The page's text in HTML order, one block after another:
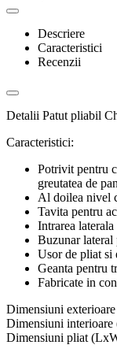
Descriere
Caracteristici
Recenzii
Detalii Patut pliabil
Caracteristici:
Potrivit pentru
greutatea de
Al doilea nivel
Tavita pentru
Intrarea
Buzunar lateral
Usor de pliat si
Geanta pentru
Fabricate in
Dimensiuni
Dimensiuni
Dimensiuni pliat